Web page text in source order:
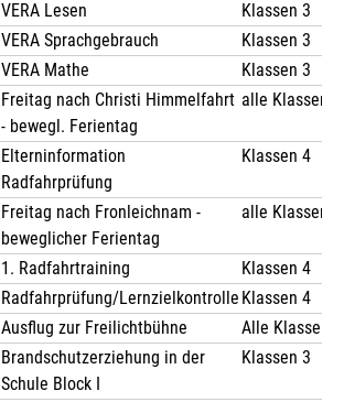
VERA Lesen
Klassen 3
VERA Sprachgebrauch
Klassen 3
VERA Mathe
Klassen 3
Freitag nach Christi Himmelfahrt
- bewegl. Ferientag
alle Klassen
Elterninformation
Radfahrprüfung
Klassen 4
Freitag nach Fronleichnam -
beweglicher Ferientag
alle Klassen
1. Radfahrtraining
Klassen 4
Radfahrprüfung/Lernzielkontrolle Klassen 4
Ausflug zur Freilichtbühne
Alle Klassen
Brandschutzerziehung in der
Schule Block I
Klassen 3